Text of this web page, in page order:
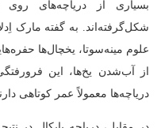
بسیاری از دریاچه‌های روی
شکل‌گرفته‌اند. به گفته‌ مارک
علوم مینه‌سوتا، یخچال‌ها
از آب‌شدن یخ‌ها، این
دریاچه‌ها معمولاً عمر کوتاهی